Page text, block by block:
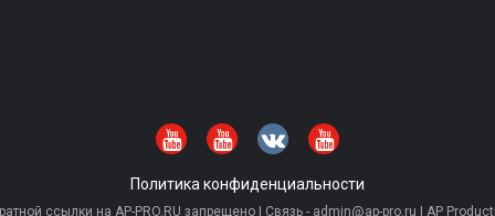
Политика конфиденциальности
ссылки на AP-PRO.RU запрещено | Связь - admin@ap-pro.ru | AP